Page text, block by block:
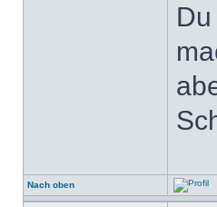
Nach oben